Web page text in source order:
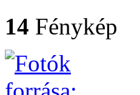
14 Fénykép